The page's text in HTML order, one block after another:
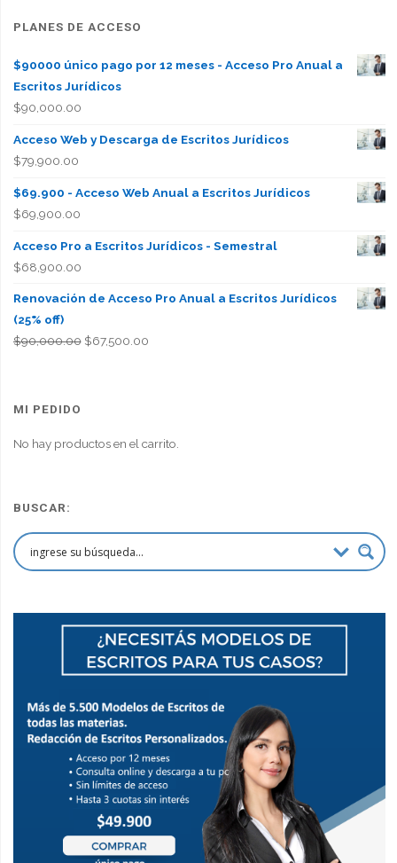
PLANES DE ACCESO
$90000 único pago por 12 meses - Acceso Pro Anual a
Escritos Jurídicos
$90,000.00
Acceso Web y Descarga de Escritos Jurídicos
$79,900.00
$69.900 - Acceso Web Anual a Escritos Jurídicos
$69,900.00
Acceso Pro a Escritos Jurídicos - Semestral
$68,900.00
Renovación de Acceso Pro Anual a Escritos Jurídicos
(25% off)
$90,000.00 El
$67,500.00El
MI PEDIDO
No hay productos en el carrito.
BUSCAR: